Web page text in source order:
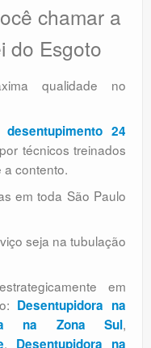
chamar a
do Esgoto
qualidade no
desentupimento 24
técnicos treinados
a contento.
em toda São Paulo
seja na tubulação
em
Desentupidora na
na Zona Sul,
, Desentupidora na